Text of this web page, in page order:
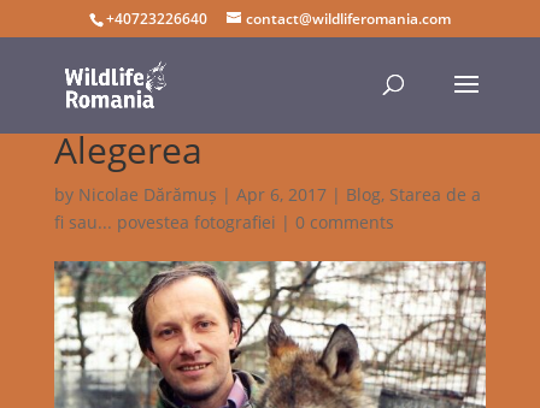
+40723226640 contact@wildliferomania.com
Alegerea
by Nicolae Dărămuș | Apr 6, 2017| Blog, Starea de a
fi sau... povestea fotografiei | 0 comments